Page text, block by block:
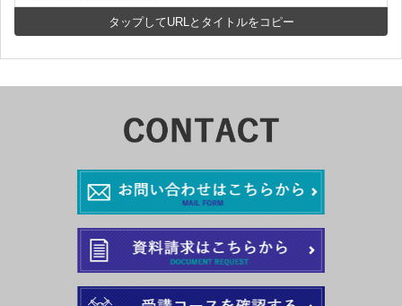
URLとタイトルをコピー